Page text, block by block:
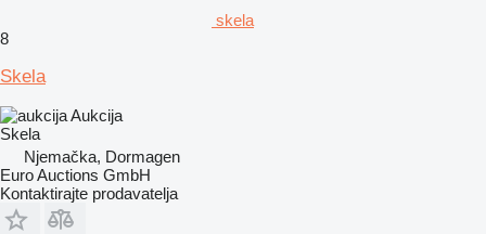
skela
8
Skela
Aukcija
Skela
Njemačka, Dormagen
Euro Auctions GmbH
Kontaktirajte prodavatelja